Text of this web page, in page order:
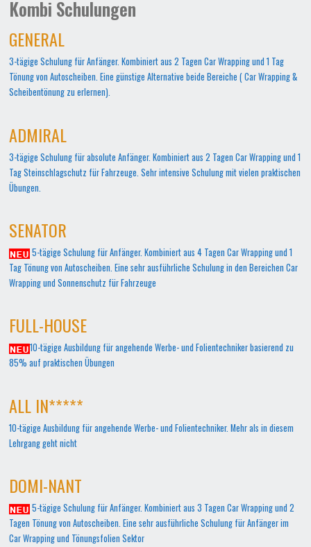
Kombi Schulungen
GENERAL
3-tägige Schulung für Anfänger. Kombiniert aus 2 Tagen Car Wrapping und 1 Tag
Tönung von Autoscheiben. Eine günstige Alternative beide Bereiche ( Car Wrapping &
Scheibentönung zu erlernen).
ADMIRAL
3-tägige Schulung für absolute Anfänger. Kombiniert aus 2 Tagen Car Wrapping und 1
Tag Steinschlagschutz für Fahrzeuge. Sehr intensive Schulung mit vielen praktischen
Übungen.
SENATOR
5-tägige Schulung für Anfänger. Kombiniert aus 4 Tagen Car Wrapping und 1
Tag Tönung von Autoscheiben. Eine sehr ausführliche Schulung in den Bereichen Car
Wrapping und Sonnenschutz für Fahrzeuge
FULL-HOUSE
10-tägige Ausbildung für angehende Werbe- und Folientechniker basierend zu
85% auf praktischen Übungen
ALL IN*****
10-tägige Ausbildung für angehende Werbe- und Folientechniker. Mehr als in diesem
Lehrgang geht nicht
DOMI-NANT
5-tägige Schulung für Anfänger. Kombiniert aus 3 Tagen Car Wrapping und 2
Tagen Tönung von Autoscheiben. Eine sehr ausführliche Schulung für Anfänger im
Car Wrapping und Tönungsfolien Sektor